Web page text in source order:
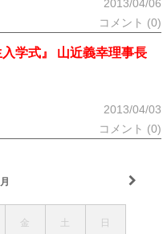
2013/04/06
コメント (0)
学式』 山近義幸理事長
2013/04/03
コメント (0)
金 土 日